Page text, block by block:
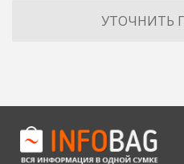
УТОЧНИТЬ